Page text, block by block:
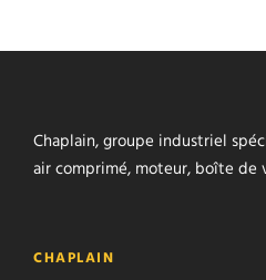
Chaplain, groupe industriel
air comprimé, moteur, boîte de
CHAPLAIN